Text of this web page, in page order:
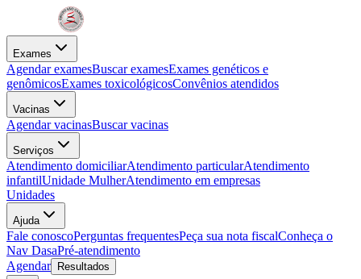
Exames
Agendar examesBuscar examesExames genéticos e
genômicosExames toxicológicosConvênios atendidos
Vacinas
Agendar vacinasBuscar vacinas
Serviços
Atendimento domiciliarAtendimento particularAtendimento
infantilUnidade MulherAtendimento em empresas
Unidades
Ajuda
Fale conoscoPerguntas frequentesPeça sua nota fiscalConheça o
Nav DasaPré-atendimento
Agendar
Resultados